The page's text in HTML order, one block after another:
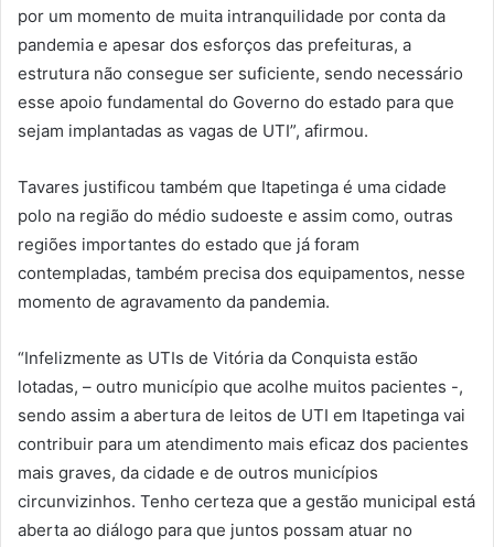
por um momento de muita intranquilidade por conta da
pandemia e apesar dos esforços das prefeituras, a
estrutura não consegue ser suficiente, sendo necessário
esse apoio fundamental do Governo do estado para que
sejam implantadas as vagas de UTI”, afirmou.
Tavares justificou também que Itapetinga é uma cidade
polo na região do médio sudoeste e assim como, outras
regiões importantes do estado que já foram
contempladas, também precisa dos equipamentos, nesse
momento de agravamento da pandemia.
“Infelizmente as UTIs de Vitória da Conquista estão
lotadas, – outro município que acolhe muitos pacientes -,
sendo assim a abertura de leitos de UTI em Itapetinga vai
contribuir para um atendimento mais eficaz dos pacientes
mais graves, da cidade e de outros municípios
circunvizinhos. Tenho certeza que a gestão municipal está
aberta ao diálogo para que juntos possam atuar no